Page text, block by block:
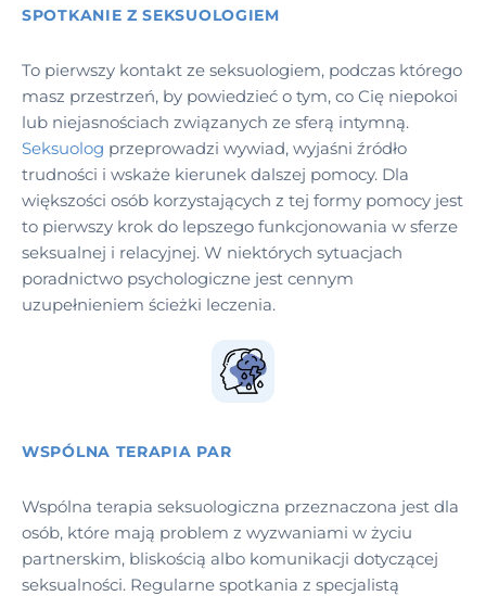
SPOTKANIE Z SEKSUOLOGIEM
To pierwszy kontakt ze seksuologiem, podczas którego
masz przestrzeń, by powiedzieć o tym, co Cię niepokoi
lub niejasnościach związanych ze sferą intymną.
Seksuolog przeprowadzi wywiad, wyjaśni źródło
trudności i wskaże kierunek dalszej pomocy. Dla
większości osób korzystających z tej formy pomocy jest
to pierwszy krok do lepszego funkcjonowania w sferze
seksualnej i relacyjnej. W niektórych sytuacjach
poradnictwo psychologiczne jest cennym
uzupełnieniem ścieżki leczenia.
WSPÓLNA TERAPIA PAR
Wspólna terapia seksuologiczna przeznaczona jest dla
osób, które mają problem z wyzwaniami w życiu
partnerskim, bliskością albo komunikacji dotyczącej
seksualności. Regularne spotkania z specjalistą